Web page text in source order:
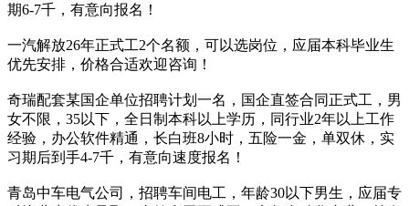
期6-7千，有意向报名！
一汽解放26年正式工2个名额，可以选岗位，应届本科毕业生
优先安排，价格合适欢迎咨询！
奇瑞配套某国企单位招聘计划一名，国企直签合同正式工，男
女不限，35以下，全日制本科以上学历，同行业2年以上工作
经验，办公软件精通，长白班8小时，五险一金，单双休，实
习期后到手4-7千，有意向速度报名！
青岛中车电气公司，招聘车间电工，年龄30以下男生，应届专